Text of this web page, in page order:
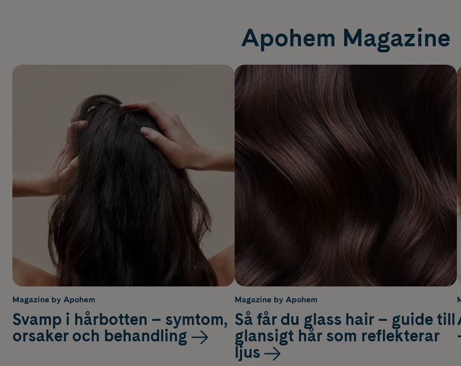
Apohem Magazine
Magazine by Apohem
Svamp i hårbotten – symtom,
orsaker och behandling
Magazine by Apohem
Så får du glass hair – guide till
glansigt hår som reflekterar
ljus